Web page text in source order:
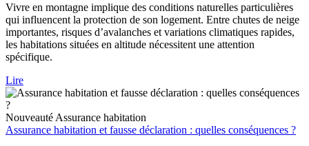
Vivre en montagne implique des conditions naturelles particulières
qui influencent la protection de son logement. Entre chutes de neige
importantes, risques d’avalanches et variations climatiques rapides,
les habitations situées en altitude nécessitent une attention
spécifique.
Lire
Nouveauté Assurance habitation
Assurance habitation et fausse déclaration : quelles conséquences ?